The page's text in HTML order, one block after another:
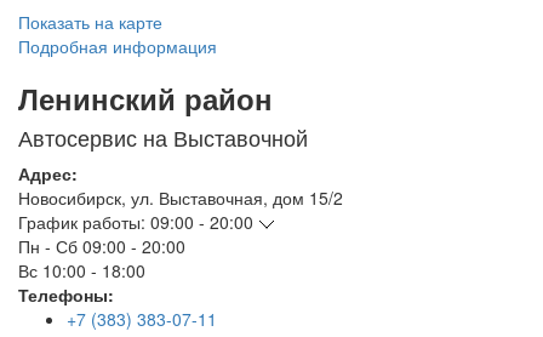
Показать на карте
Подробная информация
Ленинский район
Автосервис на Выставочной
Адрес:
Новосибирск, ул. Выставочная, дом 15/2
График работы: 09:00 - 20:00
Пн - Сб 09:00 - 20:00
Вс 10:00 - 18:00
Телефоны:
+7 (383) 383-07-11